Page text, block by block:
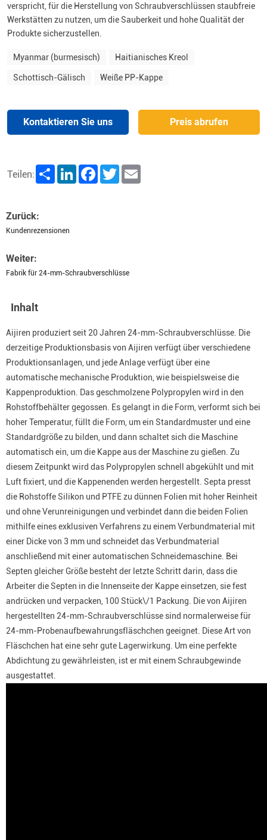
verspricht, für die Herstellung von Schraubverschlüssen staubfreie
Werkstätten zu nutzen, um die Sauberkeit und hohe Qualität der
Produkte sicherzustellen.
Myanmar (burmesisch) Haitianisches Kreol
Schottisch-Gälisch Weiße PP-Kappe
Kontaktieren Sie uns Preis abrufen
Teilen: Share LinkedInFacebookTwitter
Zurück:
Kundenrezensionen
Weiter:
Fabrik für 24-mm-Schraubverschlüsse
Inhalt
Aijiren produziert seit 20 Jahren 24-mm-Schraubverschlüsse. Die
derzeitige Produktionsbasis von Aijiren verfügt über verschiedene
Produktionsanlagen, und jede Anlage verfügt über eine
automatische mechanische Produktion, wie beispielsweise die
Kappenproduktion. Das geschmolzene Polypropylen wird in den
Rohstoffbehälter gegossen. Es gelangt in die Form, verformt sich bei
hoher Temperatur, füllt die Form, um ein Standardmuster und eine
Standardgröße zu bilden, und dann schaltet sich die Maschine
automatisch ein, um die Kappe aus der Maschine zu gießen. Zu
diesem Zeitpunkt wird das Polypropylen schnell abgekühlt und mit
Luft fixiert, und die Kappenenden werden hergestellt. Septa presst
die Rohstoffe Silikon und PTFE zu dünnen Folien mit hoher Reinheit
und ohne Verunreinigungen und verbindet dann die beiden Folien
mithilfe eines exklusiven Verfahrens zu einem Verbundmaterial mit
einer Dicke von 3 mm und schneidet das Verbundmaterial
anschließend mit einer automatischen Schneidemaschine. Bei
Septen gleicher Größe besteht der letzte Schritt darin, dass die
Arbeiter die Septen in die Innenseite der Kappe einsetzen, sie fest
andrücken und verpacken, 100 Stück\/1 Packung. Die von Aijiren
hergestellten 24-mm-Schraubverschlüsse sind normalerweise für
24-mm-Probenaufbewahrungsfläschchen geeignet. Diese Art von
Fläschchen hat eine sehr gute Lagerwirkung. Um eine perfekte
Abdichtung zu gewährleisten, ist er mit einem Schraubgewinde
ausgestattet.